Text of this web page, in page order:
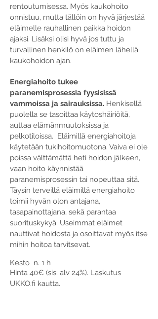
rentoutumisessa. Myös kaukohoito
onnistuu, mutta tällöin on hyvä järjestää
eläimelle rauhallinen paikka hoidon
ajaksi. Lisäksi olisi hyvä jos tuttu ja
turvallinen henkilö on eläimen lähellä
kaukohoidon ajan.
Energiahoito tukee
paranemisprosessia fyysisissä
vammoissa ja sairauksissa. Henkisellä
puolella se tasoittaa käytöshäiriöitä,
auttaa elämänmuutoksissa ja
pelkotiloissa. Eläimillä energiahoitoja
käytetään tukihoitomuotona. Vaiva ei ole
poissa välttämättä heti hoidon jälkeen,
vaan hoito käynnistää
paranemisprosessin tai nopeuttaa sitä.
Täysin terveillä eläimillä energiahoito
toimii hyvän olon antajana,
tasapainottajana, sekä parantaa
suorituskykyä. Useimmat eläimet
nauttivat hoidosta ja osoittavat myös itse
mihin hoitoa tarvitsevat.
Kesto n. 1 h
Hinta 40€ (sis. alv 24%). Laskutus
UKKO.fi kautta.